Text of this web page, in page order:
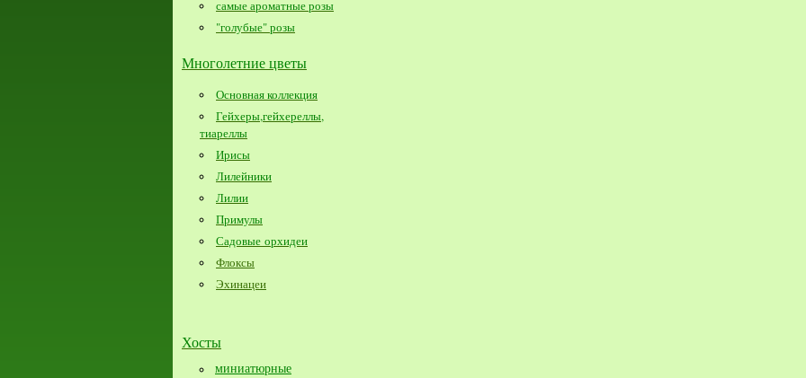
самые ароматные розы
"голубые" розы
Многолетние цветы
Основная коллекция
Гейхеры,гейхереллы,
тиареллы
Ирисы
Лилейники
Лилии
Примулы
Садовые орхидеи
Флоксы
Эхинацеи
Хосты
миниатюрные